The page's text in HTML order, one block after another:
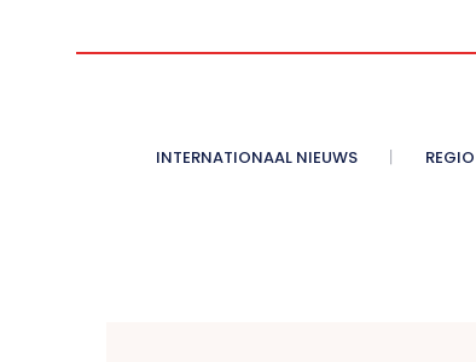
INTERNATIONAAL NIEUWS REGIO